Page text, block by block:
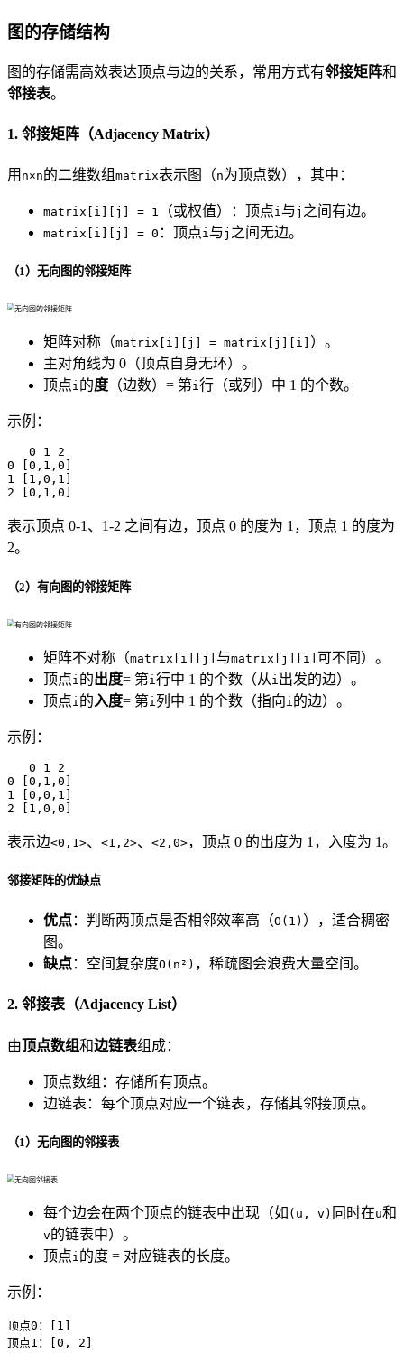
图的存储结构
图的存储需高效表达顶点与边的关系，常用方式有邻接矩阵和
邻接表。
1. 邻接矩阵（Adjacency Matrix）
用 n×n的二维数组 matrix表示图（n为顶点数），其中：
matrix[i][j] = 1 （或权值）：顶点i与j 之间有边。
matrix[i][j] = 0 ：顶点i与j 之间无边。
（1）无向图的邻接矩阵
矩阵对称（matrix[i][j] = matrix[j][i]
）。
主对角线为 0（顶点自身无环）。
顶点i 的度 （边数）= 第i行（或列）中 1 的个数。
示例：
   0 1 2
0 [0,1,0]
1 [1,0,1]
2 [0,1,0]
表示顶点 0-1、1-2 之间有边，顶点 0 的度为 1，顶点 1 的度为
2。
（2）有向图的邻接矩阵
矩阵不对称（matrix[i][j] 与matrix[j][i] 可不同）。
顶点i 的出度= 第i 行中 1 的个数（从 i 出发的边）。
顶点i 的入度= 第i 列中 1 的个数（指向i 的边）。
示例：
   0 1 2
0 [0,1,0]
1 [0,0,1]
2 [1,0,0]
表示边<0,1>、 <1,2>、 <2,0>，顶点 0 的出度为 1，入度为 1。
邻接矩阵的优缺点
优点：判断两顶点是否相邻效率高（O(1) ），适合稠密
图。
缺点：空间复杂度O(n²) ，稀疏图会浪费大量空间。
2. 邻接表（Adjacency List）
由顶点数组和边链表组成：
顶点数组：存储所有顶点。
边链表：每个顶点对应一个链表，存储其邻接顶点。
（1）无向图的邻接表
每个边会在两个顶点的链表中出现（如 (u, v) 同时在u和
v的链表中）。
顶点i的度 = 对应链表的长度。
示例：
顶点0：[1]
顶点1：[0, 2]